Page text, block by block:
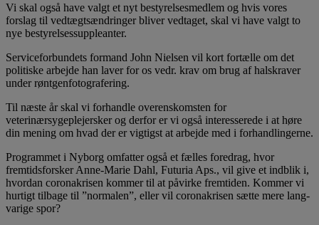
Vi skal også have valgt et nyt bestyrelsesmedlem og hvis vores
forslag til vedtægtsændringer bliver vedtaget, skal vi have valgt to
nye bestyrelsessuppleanter.
Serviceforbundets formand John Nielsen vil kort fortælle om det
politiske arbejde han laver for os vedr. krav om brug af halskraver
under røntgenfotografering.
Til næste år skal vi forhandle overenskomsten for
veterinærsygeplejersker og derfor er vi også interesserede i at høre
din mening om hvad der er vigtigst at arbejde med i forhandlingerne.
Programmet i Nyborg omfatter også et fælles foredrag, hvor
fremtidsforsker Anne-Marie Dahl, Futuria Aps., vil give et indblik i,
hvordan coronakrisen kommer til at påvirke fremtiden. Kommer vi
hurtigt tilbage til ”normalen”, eller vil coronakrisen sætte mere lang­
varige spor?